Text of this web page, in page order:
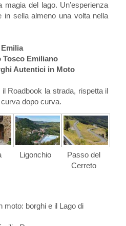
del lago. Un’esperienza
in sella almeno una volta nella
Tosco Emiliano
Autentici in Moto
Roadbook la strada, rispetta il
dopo curva.
Ligonchio
Passo del
Cerreto
moto: borghi e il Lago di